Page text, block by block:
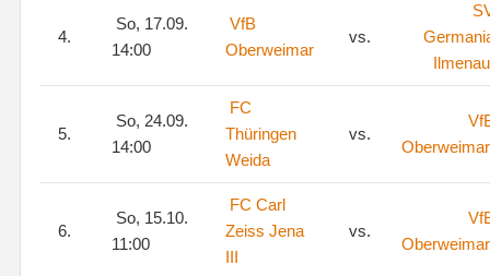
4.
So, 17.09.
14:00
VfB
Oberweimar
vs.
Ilmenau
5.
So, 24.09.
14:00
FC
Thüringen
Weida
vs.
Oberweimar
6.
So, 15.10.
11:00
FC Carl
Zeiss Jena
III
vs.
Oberweimar